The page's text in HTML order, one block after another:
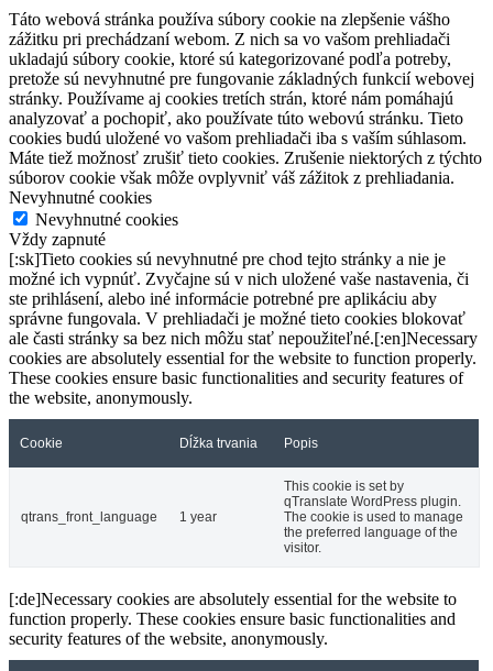
Táto webová stránka používa súbory cookie na zlepšenie vášho
zážitku pri prechádzaní webom. Z nich sa vo vašom prehliadači
ukladajú súbory cookie, ktoré sú kategorizované podľa potreby,
pretože sú nevyhnutné pre fungovanie základných funkcií webovej
stránky. Používame aj cookies tretích strán, ktoré nám pomáhajú
analyzovať a pochopiť, ako používate túto webovú stránku. Tieto
cookies budú uložené vo vašom prehliadači iba s vaším súhlasom.
Máte tiež možnosť zrušiť tieto cookies. Zrušenie niektorých z týchto
súborov cookie však môže ovplyvniť váš zážitok z prehliadania.
Nevyhnutné cookies
Nevyhnutné cookies
Vždy zapnuté
[:sk]Tieto cookies sú nevyhnutné pre chod tejto stránky a nie je
možné ich vypnúť. Zvyčajne sú v nich uložené vaše nastavenia, či
ste prihlásení, alebo iné informácie potrebné pre aplikáciu aby
správne fungovala. V prehliadači je možné tieto cookies blokovať
ale časti stránky sa bez nich môžu stať nepoužiteľné.[:en]Necessary
cookies are absolutely essential for the website to function properly.
These cookies ensure basic functionalities and security features of
the website, anonymously.
Cookie Dĺžka trvania Popis
qtrans_front_language 1 year
This cookie is set by
qTranslate WordPress plugin.
The cookie is used to manage
the preferred language of the
visitor.
[:de]Necessary cookies are absolutely essential for the website to
function properly. These cookies ensure basic functionalities and
security features of the website, anonymously.